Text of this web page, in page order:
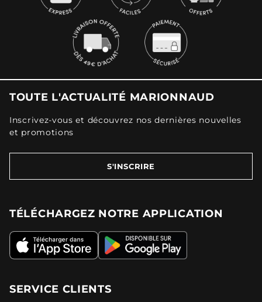
TOUTE L'ACTUALITÉ MARIONNAUD
Inscrivez-vous et découvrez nos dernières nouvelles
et promotions
S'INSCRIRE
TÉLÉCHARGEZ NOTRE APPLICATION
SERVICE CLIENTS